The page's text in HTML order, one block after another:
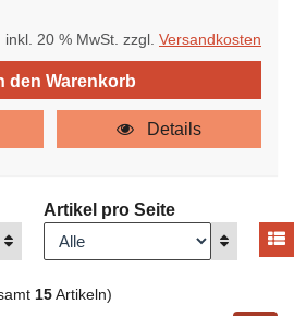
inkl. 20 % MwSt. zzgl. Versandkosten
Warenkorb
Details
Anzeigen
Artikel pro Seite
Anzeigen
15 Artikeln)